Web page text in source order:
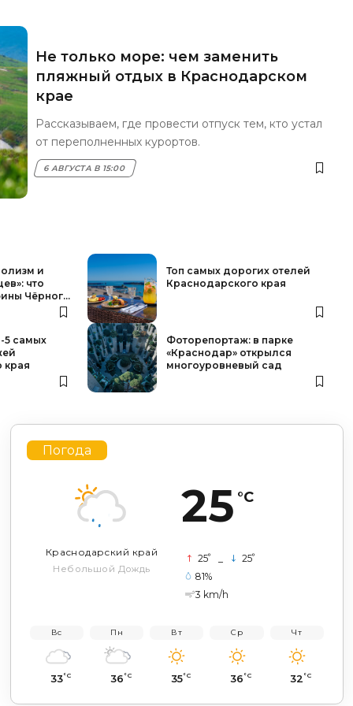
Не только море: чем заменить
пляжный отдых в Краснодарском
крае
Рассказываем, где провести отпуск тем, кто устал
от переполненных курортов.
6 АВГУСТА В 15:00
и
что
Чёрного
Топ самых дорогих отелей
Краснодарского края
5 самых
края
Фоторепортаж: в парке
«Краснодар» открылся
многоуровневый сад
Погода
25 °C
Краснодарский край
Небольшой Дождь
25° 25°
81%
3 km/h
Вс
33°C
Пн
36 °C
Вт
35°C
Ср
36 °C
Чт
32 °C